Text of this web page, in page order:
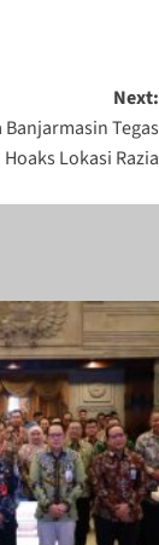
Next:
Tegas
Lokasi Razia